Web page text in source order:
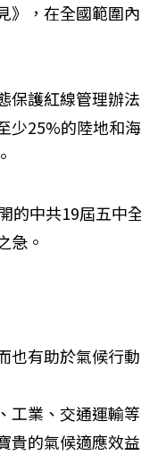
》，在全國範圍
保護紅線管理辦
少25%的陸地和
的中共19屆五中
急。
也有助於氣候行動
工業、交通運輸
貴的氣候適應效